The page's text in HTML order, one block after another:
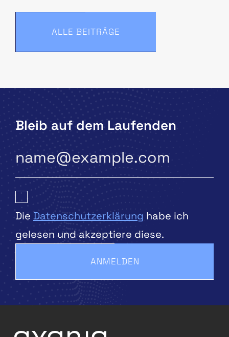
ALLE BEITRÄGE
Bleib auf dem Laufenden
Die Datenschutzerklärung habe ich
gelesen und akzeptiere diese.
ANMELDEN